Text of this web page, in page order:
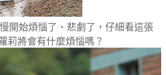
開始煩惱了、悲劇了，仔細看這張
莉將會有什麼煩惱嗎？